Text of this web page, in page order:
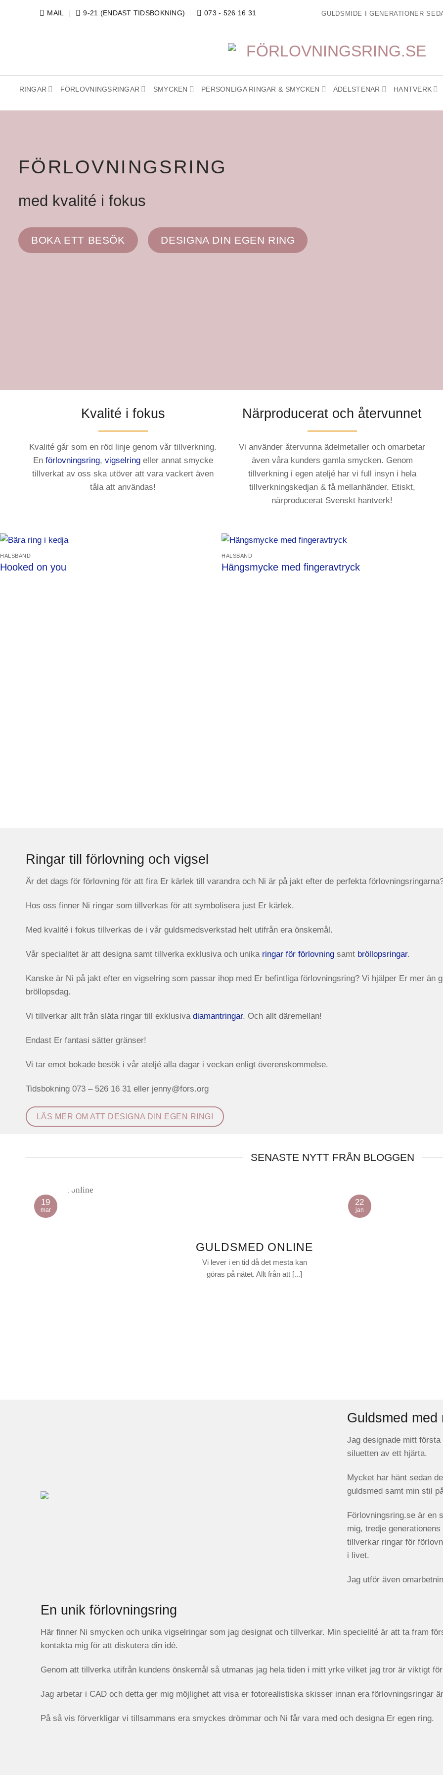
MAIL 9-21 (ENDAST TIDSBOKNING) 073 - 526 16 31 GULDSMIDE I GENERATIONER
RINGAR FÖRLOVNINGSRINGAR SMYCKEN PERSONLIGA RINGAR & SMYCKEN ÄDELSTENAR HANTVERK
FÖRLOVNINGSRING
med kvalité i fokus
BOKA ETT BESÖK DESIGNA DIN EGEN RING
Kvalité i fokus
Kvalité går som en röd linje genom vår tillverkning.
En förlovningsring, vigselringeller annat smycke
tillverkat av oss ska utöver att vara vackert även
tåla att användas!
Närproducerat och återvunnet
Vi använder återvunna ädelmetaller och omarbetar
även våra kunders gamla smycken. Genom
tillverkning i egen ateljé har vi full insyn i hela
tillverkningskedjan & få mellanhänder. Etiskt,
närproducerat Svenskt hantverk!
HALSBAND
Hooked on you
HALSBAND
Hängsmycke med fingeravtryck
Ringar till förlovning och vigsel
Är det dags för förlovning för att fira Er kärlek till varandra och Ni är på jakt efter de perfekta
Hos oss finner Ni ringar som tillverkas för att symbolisera just Er kärlek.
Med kvalité i fokus tillverkas de i vår guldsmedsverkstad helt utifrån era önskemål.
Vår specialitet är att designa samt tillverka exklusiva och unika ringar för förlovning samt bröllopsringar.
Kanske är Ni på jakt efter en vigselring som passar ihop med Er befintliga förlovningsring? Vi hjälper Er mer än
bröllopsdag.
Vi tillverkar allt från släta ringar till exklusiva diamantringar. Och allt däremellan!
Endast Er fantasi sätter gränser!
Vi tar emot bokade besök i vår ateljé alla dagar i veckan enligt överenskommelse.
Tidsbokning 073 – 526 16 31 eller jenny@fors.org
LÄS MER OM ATT DESIGNA DIN EGEN RING!
SENASTE NYTT FRÅN BLOGGEN
GULDSMED ONLINE
Vi lever i en tid då det mesta kan
göras på nätet. Allt från att [...]
19
mar
22
jan
Guldsmed med
Jag designade mitt
siluetten av ett hjärta.
Mycket har hänt sedan
guldsmed samt min stil
Förlovningsring.se är en
mig, tredje
tillverkar ringar för
i livet.
Jag utför även
En unik förlovningsring
Här finner Ni smycken och unika vigselringar som jag designat och tillverkar. Min specielité är att ta fram
kontakta mig för att diskutera din idé.
Genom att tillverka utifrån kundens önskemål så utmanas jag hela tiden i mitt yrke vilket jag tror är viktigt
Jag arbetar i CAD och detta ger mig möjlighet att visa er fotorealistiska skisser innan era förlovningsringar
På så vis förverkligar vi tillsammans era smyckes drömmar och Ni får vara med och designa Er egen ring.